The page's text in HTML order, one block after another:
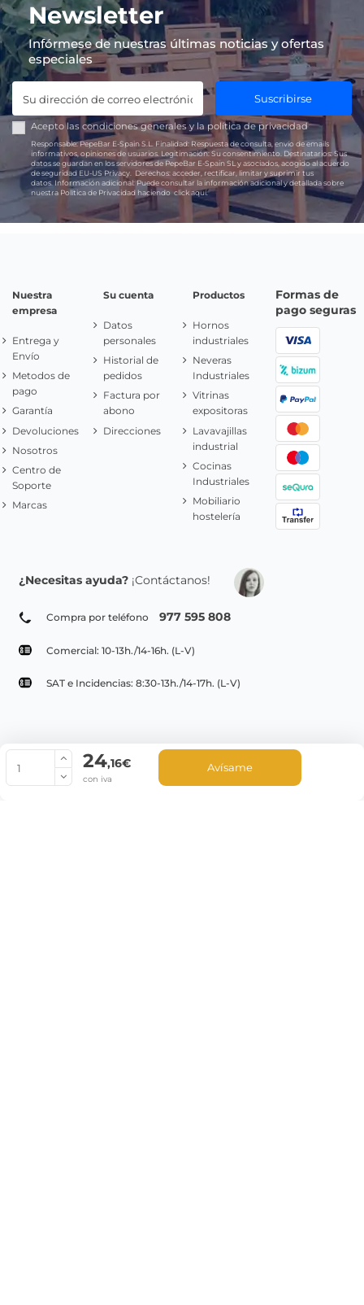
24,16€
con iva
Avísame
Newsletter
Infórmese de nuestras últimas noticias y ofertas
especiales
Suscribirse
Acepto las condiciones generales y lapolítica de privacidad
Responsable:PepeBar E-Spain S.L. Finalidad: Respuesta de consulta, envío de emails
informativos, opiniones de usuarios. Legitimación: Su consentimiento. Destinatarios: Sus
datos se guardan en los servidores de PepeBar E-Spain SL y asociados, acogido al acuerdo
de seguridad EU-US Privacy.
Derechos: acceder, rectificar, limitar y suprimir tus
datos. Información adicional:Puede consultar la información adicional y detallada sobre
nuestra Política de Privacidad haciendoclick aquí.
Nuestra
empresa
Entrega y
Envío
Metodos de
pago
Garantía
Devoluciones
Nosotros
Centro de
Soporte
Marcas
Su cuenta
Datos
personales
Historial de
pedidos
Factura por
abono
Direcciones
Productos
Hornos
industriales
Neveras
Industriales
Vitrinas
expositoras
Lavavajillas
industrial
Cocinas
Industriales
Mobiliario
hostelería
Formas de
pago seguras
¿Necesitas ayuda? ¡Contáctanos!
Compra por teléfono 977 595 808
Comercial: 10-13h./14-16h. (L-V)
SAT e Incidencias: 8:30-13h./14-17h. (L-V)
© Copyright 2022 PepeBar.com |
Aviso legal y
Condiciones generales de compra |
Blog